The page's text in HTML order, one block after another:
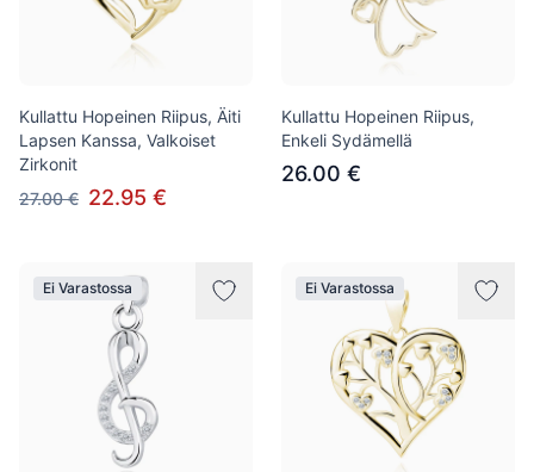
Kullattu Hopeinen Riipus, Äiti
Lapsen Kanssa, Valkoiset
Zirkonit
27.00 € 22.95 €
Kullattu Hopeinen Riipus,
Enkeli Sydämellä
26.00 €
Ei Varastossa Ei Varastossa